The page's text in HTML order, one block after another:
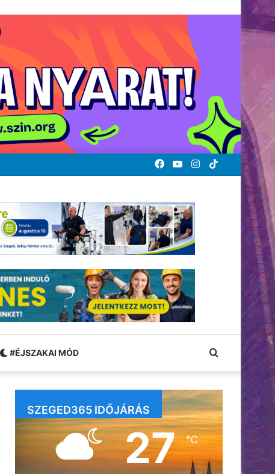
TikTok
Instagram
YouTube
Facebook
#ÉJSZAKAI MÓD Keresés:
SZEGED365 IDŐJÁRÁS
27℃